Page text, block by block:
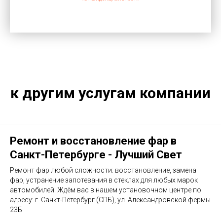
к другим услугам компании
Ремонт и восстановление фар в
Санкт-Петербурге - Лучший Свет
Ремонт фар любой сложности: восстановление, замена
фар, устранение запотевания в стеклах для любых марок
автомобилей. Ждём вас в нашем установочном центре по
адресу: г. Санкт-Петербург (СПБ), ул. Александровской фермы
23Б